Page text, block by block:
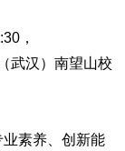
，
武汉）南望山校
素养、创新能